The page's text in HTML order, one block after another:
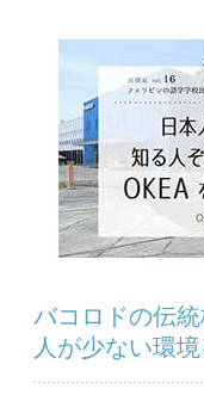
バコロドの伝
人が少ない環